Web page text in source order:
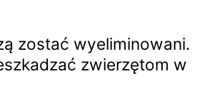
zostać wyeliminowani.
zwierzętom w